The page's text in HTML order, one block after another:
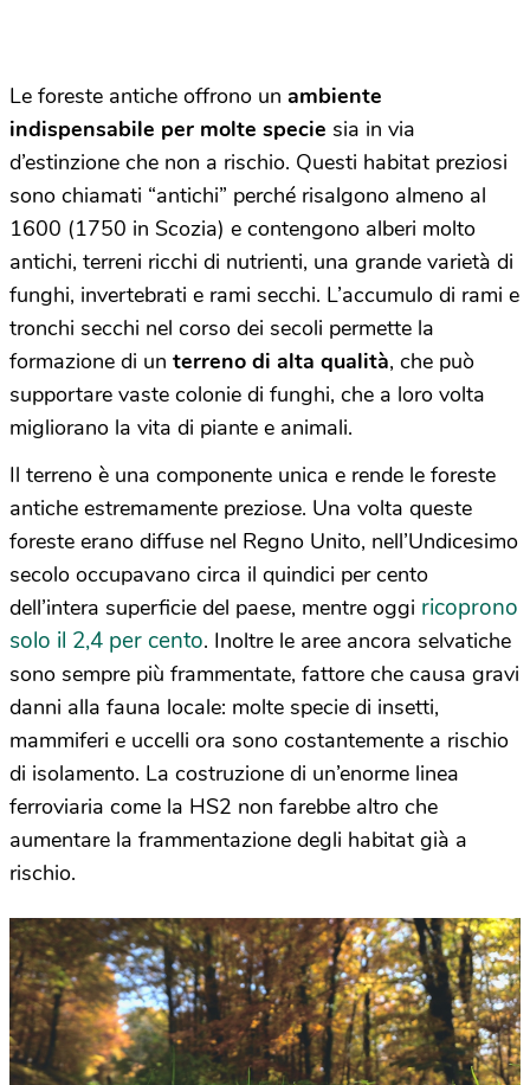
Le foreste antiche offrono un ambiente
indispensabile per molte specie sia in via
d’estinzione che non a rischio. Questi habitat preziosi
sono chiamati “antichi” perché risalgono almeno al
1600 (1750 in Scozia) e contengono alberi molto
antichi, terreni ricchi di nutrienti, una grande varietà di
funghi, invertebrati e rami secchi. L’accumulo di rami e
tronchi secchi nel corso dei secoli permette la
formazione di un terreno di alta qualità, che può
supportare vaste colonie di funghi, che a loro volta
migliorano la vita di piante e animali.
Il terreno è una componente unica e rende le foreste
antiche estremamente preziose. Una volta queste
foreste erano diffuse nel Regno Unito, nell’Undicesimo
secolo occupavano circa il quindici per cento
dell’intera superficie del paese, mentre oggi ricoprono
solo il 2,4 per cento. Inoltre le aree ancora selvatiche
sono sempre più frammentate, fattore che causa gravi
danni alla fauna locale: molte specie di insetti,
mammiferi e uccelli ora sono costantemente a rischio
di isolamento. La costruzione di un’enorme linea
ferroviaria come la HS2 non farebbe altro che
aumentare la frammentazione degli habitat già a
rischio.